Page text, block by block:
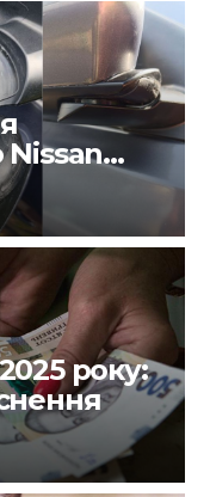
Nissan
та
року: